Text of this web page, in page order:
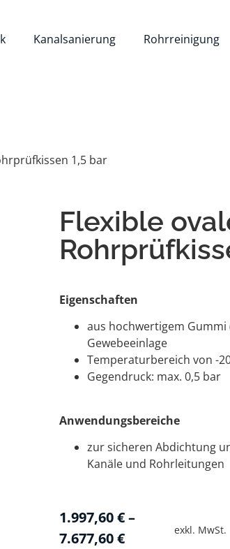
Kanalsanierung Rohrreinigung
1,5 bar
Flexible
Eigenschaften
aus hochwertigem
Gewebeeinlage
Temperaturbereich von -
Gegendruck: max. 0,5 bar
Anwendungsbereiche
zur sicheren Abdichtung
Kanäle und Rohrleitungen
1.997,60€–
7.677,60€ exkl. MwSt.